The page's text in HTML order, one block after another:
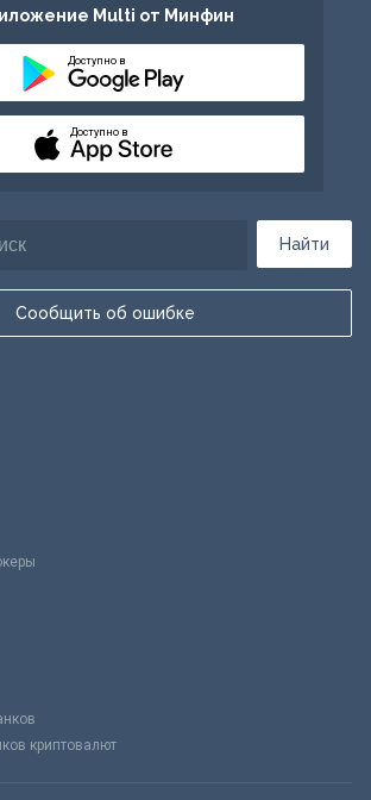
Найти
Сообщить об ошибке
Multi от Минфин
Доступно в
Доступно в
криптовалют